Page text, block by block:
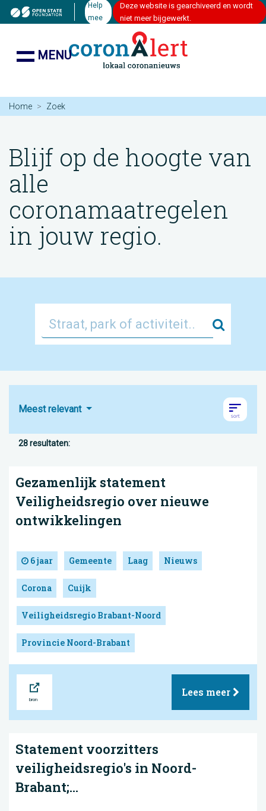
Help
mee
Deze website is gearchiveerd en wordt
niet meer bijgewerkt.
MENU
Home Zoek
Blijf op de hoogte van
alle
coronamaatregelen
in jouw regio.
Zoek
Meest relevant
28 resultaten:
Gezamenlijk statement
Veiligheidsregio over nieuwe
ontwikkelingen
6 jaar Gemeente Laag Nieuws
Corona Cuijk
Veiligheidsregio Brabant-Noord
Provincie Noord-Brabant
Lees meer
Statement voorzitters
veiligheidsregio's in Noord-
Brabant;...